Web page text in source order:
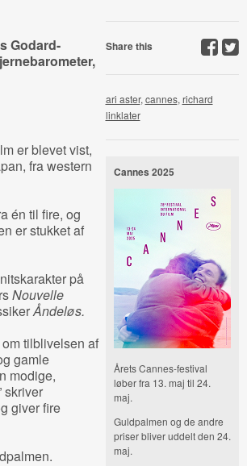
Godard-
er blevet vist,
fra western
én til fire, og
er stukket af
på
Nouvelle
Åndeløs.
tilblivelsen af
gamle
modige,
skriver
giver fire
Share this
ari aster, cannes, richard
linklater
Cannes 2025
Årets Cannes-festival
løber fra 13. maj til 24.
maj.
Guldpalmen og de andre
priser bliver uddelt den 24.
maj.